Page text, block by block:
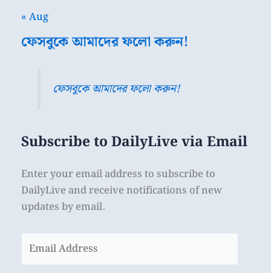
« Aug
ফেসবুকে আমাদের ফলো করুন!
ফেসবুকে আমাদের ফলো করুন!
Subscribe to DailyLive via Email
Enter your email address to subscribe to
DailyLive and receive notifications of new
updates by email.
Address